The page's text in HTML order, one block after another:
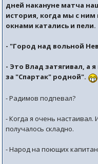
дней накануне матча
история, когда мы с
окнами катались и пели.
- "Город над вольной
- Это Влад затягивал, а
за "Спартак" родной".
- Радимов подпевал?
- Когда я очень настаивал.
получалось складно.
- Народ на поющих